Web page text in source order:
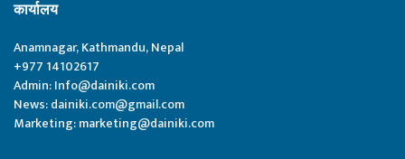
कार्यालय
Anamnagar, Kathmandu, Nepal
+977 14102617
Admin:Info@dainiki.com
News:dainiki.com@gmail.com
Marketing:marketing@dainiki.com